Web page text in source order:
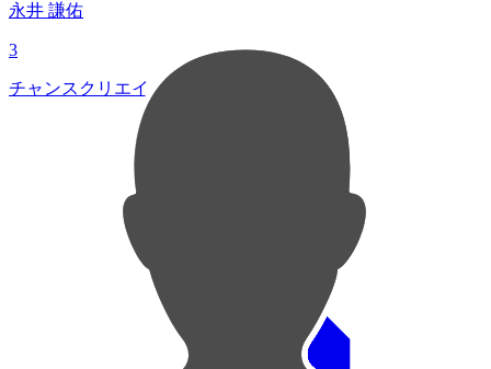
永井 謙佑
3
チャンスクリエイト総数